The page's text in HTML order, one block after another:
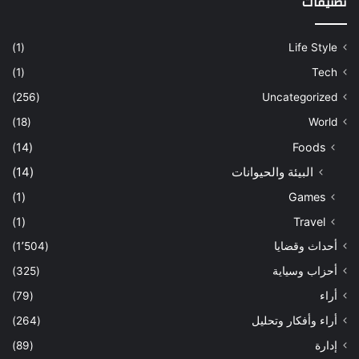
Life Style
(1)
Tech
(1)
Uncategorized
(256)
World
(18)
Foods
(14)
البيئة والحيوانات (14)
Games
(1)
Travel
(1)
أحداث وقضايا
(1٬504)
أحزاب وسياية
(325)
أراء
(79)
أراء وأفكار وتحليل
(264)
إدارة
(89)